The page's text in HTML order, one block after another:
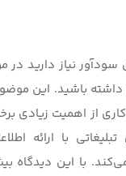
نیاز دارید در
داشته باشید. این
از اهمیت زیادی
با ارائه
با این دیدگاه